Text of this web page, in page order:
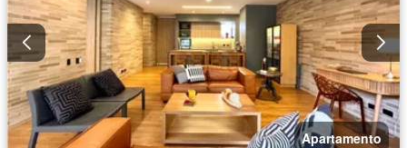
Apartamento